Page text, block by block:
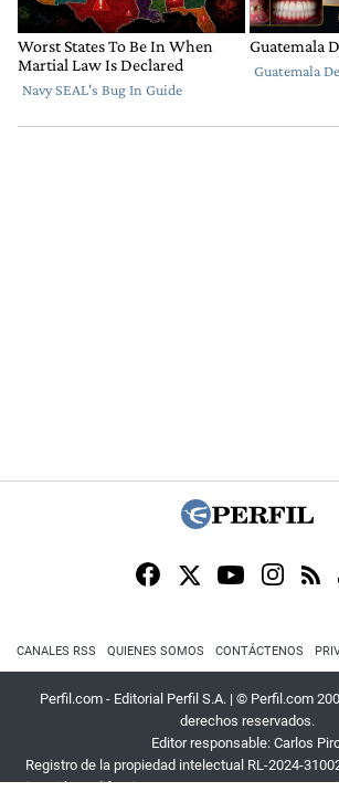
CANALES RSS QUIENES SOMOS CONTÁCTENOS
Perfil.com - Editorial Perfil S.A. | © Perfil.com
derechos reservados.
Editor responsable: Carlos
Registro de la propiedad intelectual RL-2024-
Dirección:California 2715,C1289ABI,CABA,